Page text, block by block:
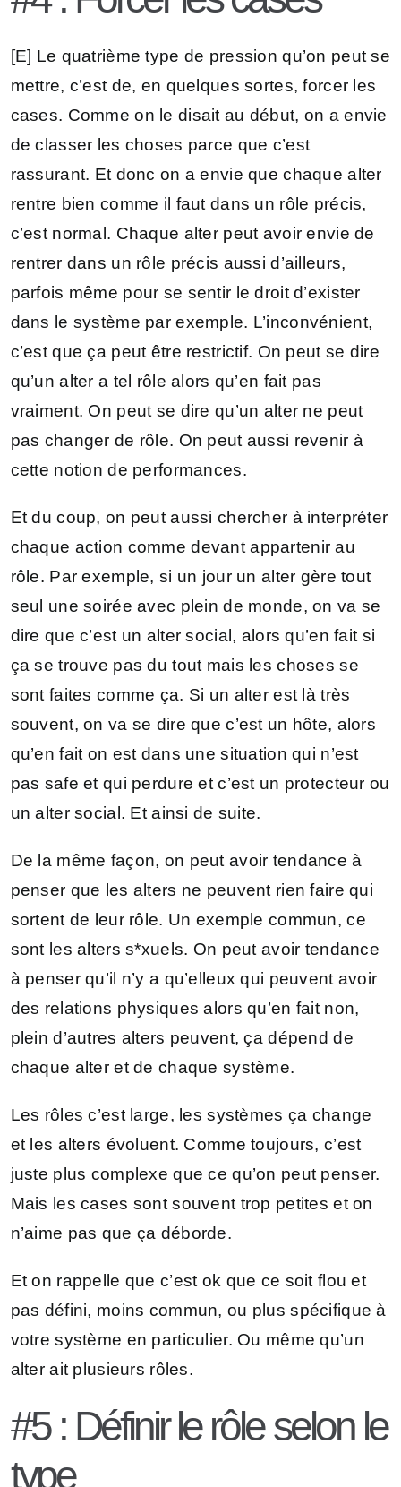
[E] Le quatrième type de pression qu’on peut se
mettre, c’est de, en quelques sortes, forcer les
cases. Comme on le disait au début, on a envie
de classer les choses parce que c’est
rassurant. Et donc on a envie que chaque alter
rentre bien comme il faut dans un rôle précis,
c’est normal. Chaque alter peut avoir envie de
rentrer dans un rôle précis aussi d’ailleurs,
parfois même pour se sentir le droit d’exister
dans le système par exemple. L’inconvénient,
c’est que ça peut être restrictif. On peut se dire
qu’un alter a tel rôle alors qu’en fait pas
vraiment. On peut se dire qu’un alter ne peut
pas changer de rôle. On peut aussi revenir à
cette notion de performances.
Et du coup, on peut aussi chercher à interpréter
chaque action comme devant appartenir au
rôle. Par exemple, si un jour un alter gère tout
seul une soirée avec plein de monde, on va se
dire que c’est un alter social, alors qu’en fait si
ça se trouve pas du tout mais les choses se
sont faites comme ça. Si un alter est là très
souvent, on va se dire que c’est un hôte, alors
qu’en fait on est dans une situation qui n’est
pas safe et qui perdure et c’est un protecteur ou
un alter social. Et ainsi de suite.
De la même façon, on peut avoir tendance à
penser que les alters ne peuvent rien faire qui
sortent de leur rôle. Un exemple commun, ce
sont les alters s*xuels. On peut avoir tendance
à penser qu’il n’y a qu’elleux qui peuvent avoir
des relations physiques alors qu’en fait non,
plein d’autres alters peuvent, ça dépend de
chaque alter et de chaque système.
Les rôles c’est large, les systèmes ça change
et les alters évoluent. Comme toujours, c’est
juste plus complexe que ce qu’on peut penser.
Mais les cases sont souvent trop petites et on
n’aime pas que ça déborde.
Et on rappelle que c’est ok que ce soit flou et
pas défini, moins commun, ou plus spécifique à
votre système en particulier. Ou même qu’un
alter ait plusieurs rôles.
#5 : Définir le rôle selon le
type